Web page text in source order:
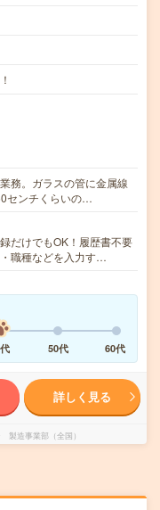
務。ガラスの管に金属線
センチくらいの…
だけでもOK！履歴書不要
職種などを入力す…
50代 60代
詳しく見る
製造事業部（全国）